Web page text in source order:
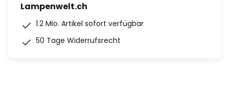
Lampenwelt.ch
1.2 Mio. Artikel sofort verfügbar
50 Tage Widerrufsrecht